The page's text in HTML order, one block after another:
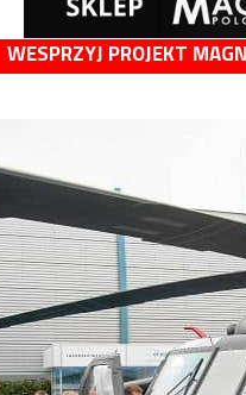
WESPRZYJ PROJEKT